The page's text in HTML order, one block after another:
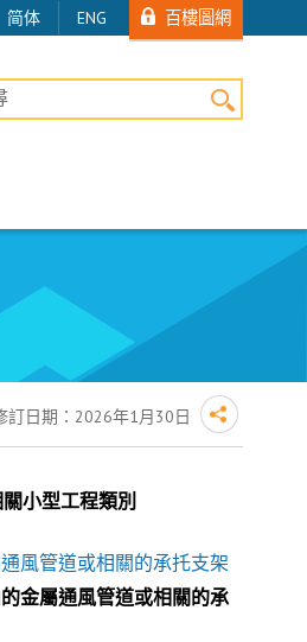
简体 ENG 百樓圖網
網站搜尋
訂日期：2026年1月30日
小型工程類別
風管道或相關的承托支架
金屬通風管道或相關的承